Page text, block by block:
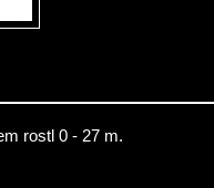
rostl 0 - 27 m.